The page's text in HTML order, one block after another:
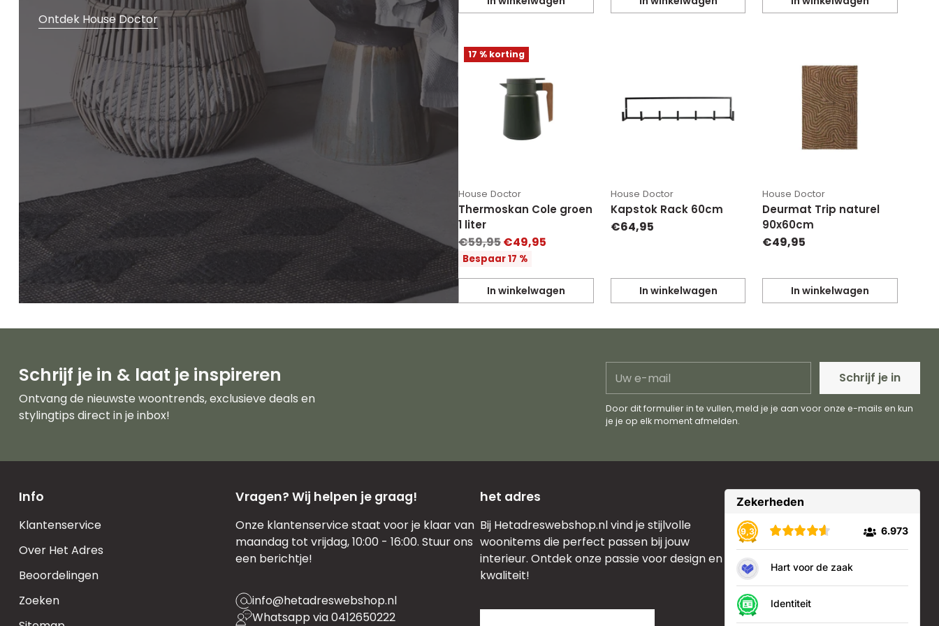
Ontdek House Doctor Hoeveelheid Hoeveelheid Hoeveelheid
17 % korting
House Doctor
Thermoskan Cole groen
1 liter
Normale
prijs
€59,95€49,95
Bespaar 17 %
In winkelwagen
Hoeveelheid
House Doctor
Kapstok Rack 60cm
€64,95
In winkelwagen
Hoeveelheid
House Doctor
Deurmat Trip naturel
90x60cm
€49,95
In winkelwagen
Hoeveelheid
Schrijf je in & laat je inspireren
Ontvang de nieuwste woontrends, exclusieve deals en
stylingtips direct in je inbox!
e-
mail
Schrijf je in
Door dit formulier in te vullen, meld je je aan voor onze e-mails en kun
je je op elk moment afmelden.
Info
Klantenservice
Over Het Adres
Beoordelingen
Zoeken
Vragen? Wij helpen je graag!
Onze klantenservice staat voor je klaar van
maandag tot vrijdag, 10:00 - 16:00. Stuur ons
een berichtje!
info@hetadreswebshop.nl
Whatsapp via 0412650222
het adres
Bij Hetadreswebshop.nl vind je stijlvolle
woonitems die perfect passen bij jouw
interieur. Ontdek onze passie voor design en
kwaliteit!